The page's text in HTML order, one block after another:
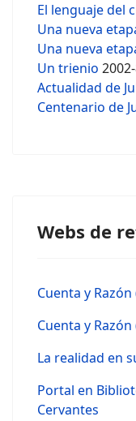
El lenguaje del
Una nueva
Una nueva
Un trienio
Actualidad de
Centenario de
Webs de
Cuenta y Razón
Cuenta y Razón
La realidad en
Portal en
Cervantes